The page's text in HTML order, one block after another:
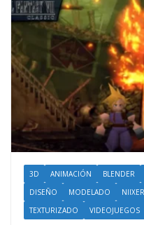
3D ANIMACIÓN BLENDER
DISEÑO
MODELADO NIIXER
TEXTURIZADO
VIDEOJUEGOS